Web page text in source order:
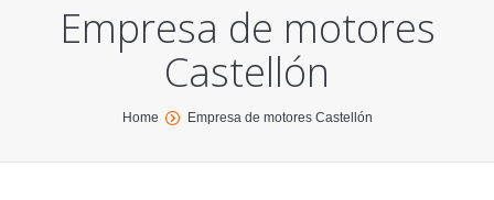
Empresa de motores
Castellón
Home Empresa de motores Castellón